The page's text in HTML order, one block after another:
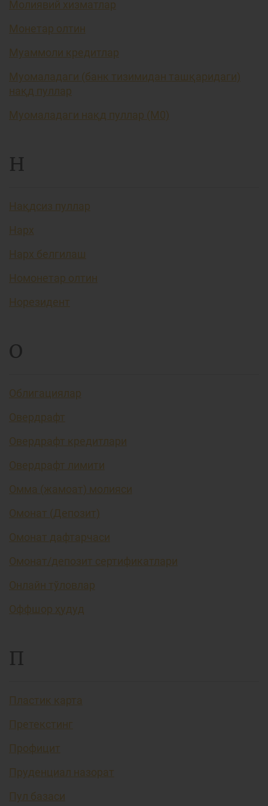
Молиявий хизматлар
Монетар олтин
Муаммоли кредитлар
Муомаладаги (банк тизимидан ташқаридаги)
нақд пуллар
Муомаладаги нақд пуллар (М0)
Н
Нақдсиз пуллар
Нарх
Нарх белгилаш
Номонетар олтин
Норезидент
О
Облигациялар
Овердрафт
Овердрафт кредитлари
Овердрафт лимити
Омма (жамоат) молияси
Омонат (Депозит)
Омонат дафтарчаси
Омонат/депозит сертификатлари
Онлайн тўловлар
Оффшор ҳудуд
П
Пластик карта
Претекстинг
Профицит
Пруденциал назорат
Пул базаси